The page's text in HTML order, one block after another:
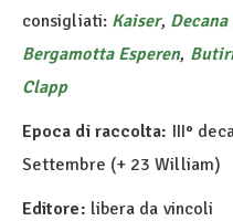
consigliati: Kaiser,
Bergamotta Esperen,
Clapp
Epoca di raccolta: III°
Settembre (+ 23 William)
Editore: libera da vincoli